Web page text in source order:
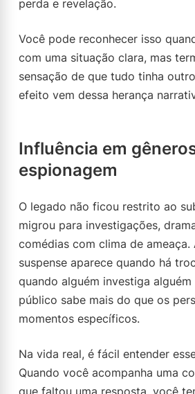
perda e revelação.
Você pode reconhecer isso
com uma situação clara, mas
sensação de que tudo tinha
efeito vem dessa herança
Influência em
espionagem
O legado não ficou restrito ao
migrou para investigações,
comédias com clima de ameaça.
suspense aparece quando há
quando alguém investiga
público sabe mais do que os
momentos específicos.
Na vida real, é fácil entender
Quando você acompanha uma
que faltou uma resposta, você